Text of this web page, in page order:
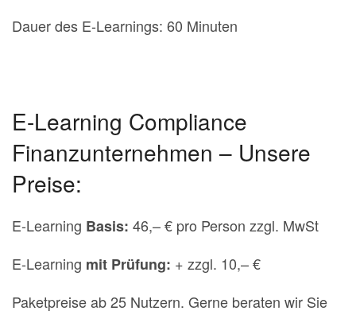
Dauer des E-Learnings: 60 Minuten
E-Learning Compliance
Finanzunternehmen – Unsere
Preise:
E-Learning Basis: 46,– € pro Person zzgl. MwSt
E-Learning mit Prüfung: + zzgl. 10,– €
Paketpreise ab 25 Nutzern. Gerne beraten wir Sie